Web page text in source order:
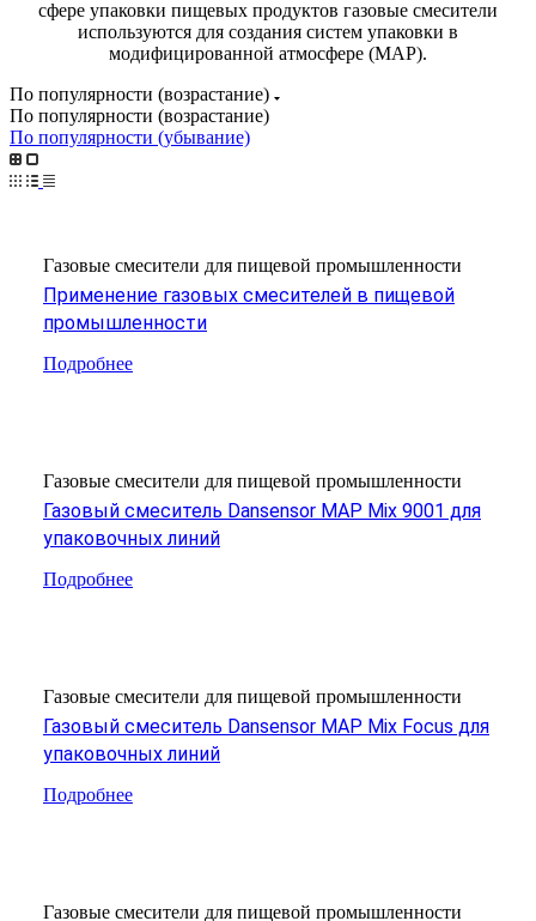
сфере упаковки пищевых продуктов газовые смесители
используются для создания систем упаковки в
модифицированной атмосфере (MAP).
По популярности (возрастание)
По популярности (возрастание)
По популярности (убывание)
Газовые смесители для пищевой промышленности
Применение газовых смесителей в пищевой
промышленности
Подробнее
Газовые смесители для пищевой промышленности
Газовый смеситель Dansensor MAP Mix 9001 для
упаковочных линий
Подробнее
Газовые смесители для пищевой промышленности
Газовый смеситель Dansensor MAP Mix Focus для
упаковочных линий
Подробнее
Газовые смесители для пищевой промышленности